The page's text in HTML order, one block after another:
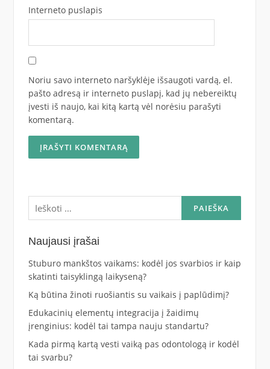
Interneto puslapis
Noriu savo interneto naršyklėje išsaugoti vardą, el.
pašto adresą ir interneto puslapį, kad jų nebereiktų
įvesti iš naujo, kai kitą kartą vėl norėsiu parašyti
komentarą.
Ieškoti:
Naujausi įrašai
Stuburo mankštos vaikams: kodėl jos svarbios ir kaip
skatinti taisyklingą laikyseną?
Ką būtina žinoti ruošiantis su vaikais į paplūdimį?
Edukacinių elementų integracija į žaidimų
įrenginius: kodėl tai tampa nauju standartu?
Kada pirmą kartą vesti vaiką pas odontologą ir kodėl
tai svarbu?